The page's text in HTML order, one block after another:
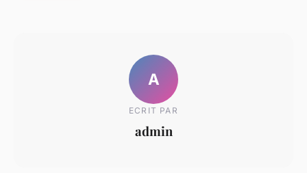
A
ECRIT PAR
admin